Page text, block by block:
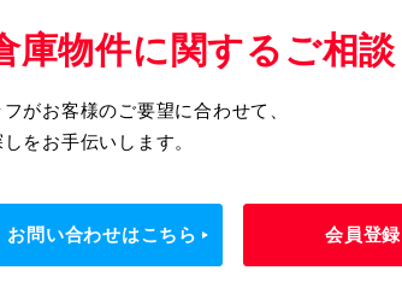
庫物件に関するご相談
がお客様のご要望に合わせて、
をお手伝いします。
お問い合わせはこちら 会員登録